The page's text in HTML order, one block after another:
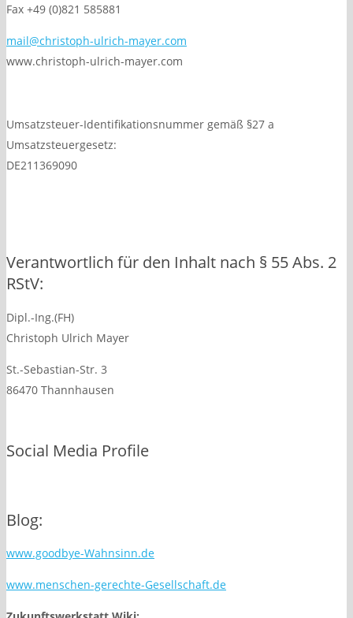
Fax +49 (0)821 585881
mail@christoph-ulrich-mayer.com
www.christoph-ulrich-mayer.com
Umsatzsteuer-Identifikationsnummer gemäß §27 a
Umsatzsteuergesetz:
DE211369090
Verantwortlich für den Inhalt nach § 55 Abs. 2
RStV:
Dipl.-Ing.(FH)
Christoph Ulrich Mayer
St.-Sebastian-Str. 3
86470 Thannhausen
Social Media Profile
Blog:
www.goodbye-Wahnsinn.de
www.menschen-gerechte-Gesellschaft.de